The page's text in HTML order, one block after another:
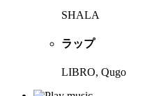
SHALA
ラップ
LIBRO, Qugo